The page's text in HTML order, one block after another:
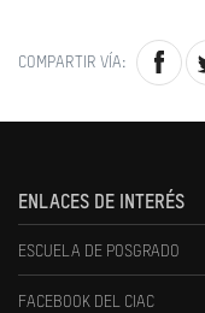
COMPARTIR VÍA:
ENLACES DE INTERÉS
ESCUELA DE POSGRADO
FACEBOOK DEL CIAC